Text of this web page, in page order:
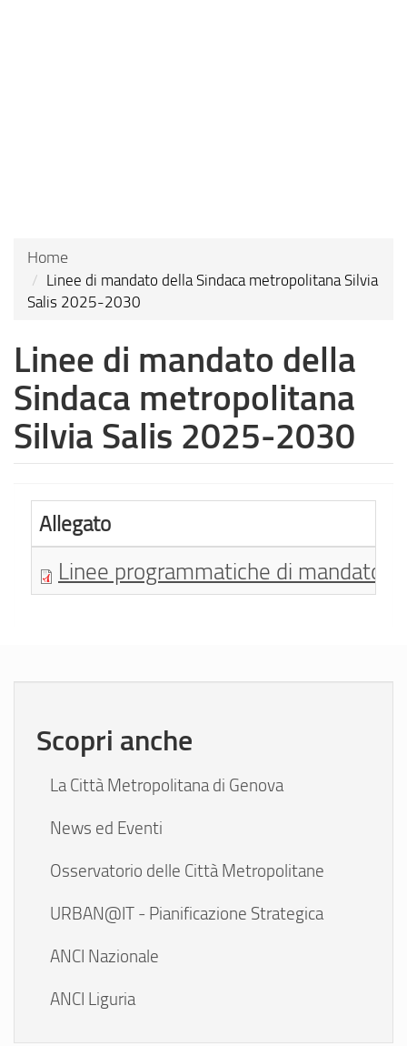
Home
Linee di mandato della Sindaca metropolitana Silvia
Salis 2025-2030
Linee di mandato della
Sindaca metropolitana
Silvia Salis 2025-2030
Allegato
Linee programmatiche di mandato
Scopri anche
La Città Metropolitana di Genova
News ed Eventi
Osservatorio delle Città Metropolitane
URBAN@IT - Pianificazione Strategica
ANCI Nazionale
ANCI Liguria